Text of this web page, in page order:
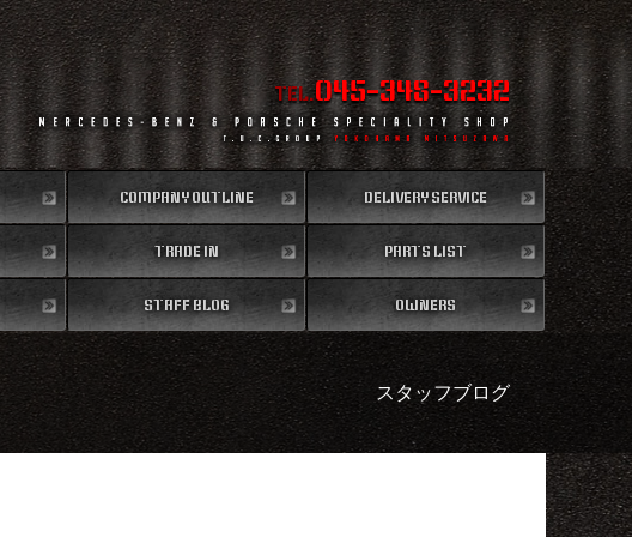
TEL.045-348-3232
COMPANY OUTLINE
会社概要
DELIVERY SERVICE
全国納車
TRADE IN
買取無料査定
PARTS LIST
パーツリスト
STAFF BLOG
スタッフブログ
OWNERS
納車情報
スタッフブログ